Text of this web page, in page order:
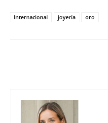
Internacional joyería oro